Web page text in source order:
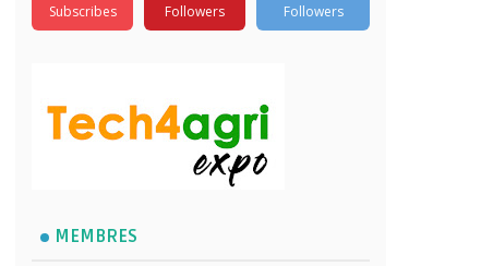
Subscribes Followers Followers
MEMBRES